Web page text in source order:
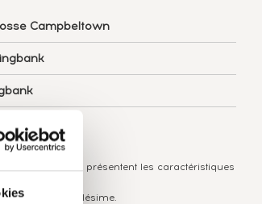
Campbeltown
ci-dessus présentent les caractéristiques
au millésime.